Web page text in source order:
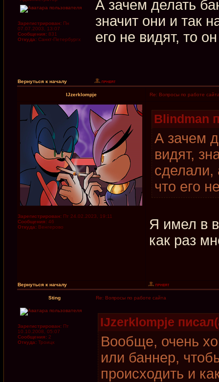
Зарегистрирован: Пн
07.07.2003, 13:07
Сообщения: 831
Откуда: Санкт-Петербургх
А зачем делать
значит они и так
его не видят, то
Вернуться к началу
IJzerklompje Re: Вопросы по работе
Зарегистрирован: Пт 24.02.2023, 19:11
Сообщения: 46
Откуда: Венгерово
Blindman
А зачем
видят,
сделали,
что его
Я имел в
как раз
Вернуться к началу
Sting Re: Вопросы по работе сайта
Зарегистрирован: Пт
10.10.2008, 05:07
Сообщения: 2
Откуда: Троицк
IJzerklompje
Вообще, очень
или баннер,
происходить и